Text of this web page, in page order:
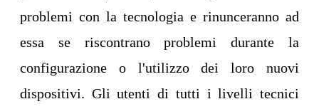
problemi con la tecnologia e rinunceranno ad
essa se riscontrano problemi durante la
configurazione o l'utilizzo dei loro nuovi
dispositivi. Gli utenti di tutti i livelli tecnici